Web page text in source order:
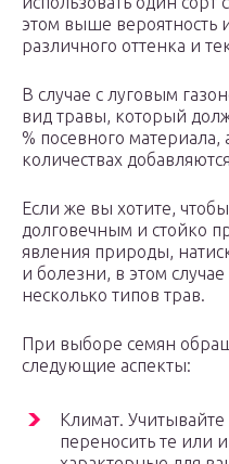
этом выше вероятность
различного оттенка и
В случае с луговым
вид травы, который
% посевного
количествах
Если же вы хотите,
долговечным и стойко
явления природы,
и болезни, в этом
несколько типов трав.
При выборе семян
следующие аспекты:
Климат. Учитывайте
переносить те или